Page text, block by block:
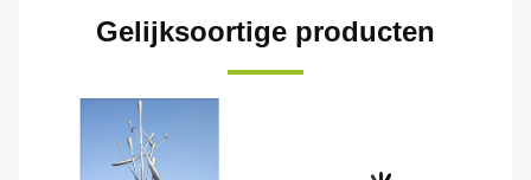
Gelijksoortige producten